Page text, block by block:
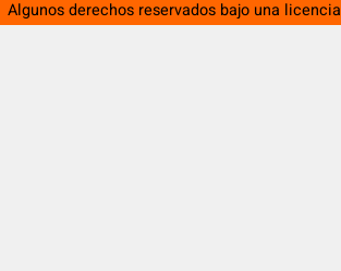
Algunos derechos reservados bajo una licencia